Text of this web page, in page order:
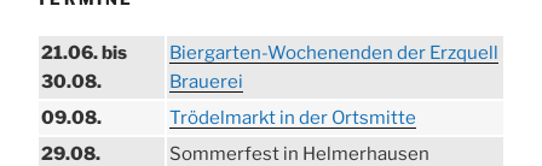
21.06. bis
30.08.
Biergarten-Wochenenden der Erzquell
Brauerei
09.08.
Trödelmarkt in der Ortsmitte
29.08.
Sommerfest in Helmerhausen